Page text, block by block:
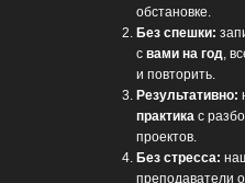
обстановке.
Без спешки:
с вами на год,
и повторить.
Результативно:
практика с
проектов.
Без стресса:
преподаватели